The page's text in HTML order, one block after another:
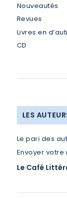
Nouveautés
Revues
Livres en
CD
LES
Le pari des
Envoyer votre
Le Café